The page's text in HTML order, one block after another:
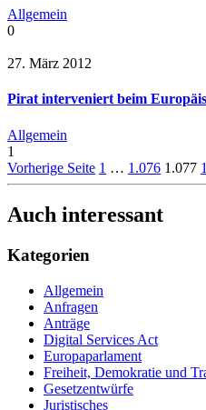
Allgemein
0
27. März 2012
Pirat interveniert beim
Allgemein
1
Vorherige Seite 1 … 1.076 1.077
Auch interessant
Kategorien
Allgemein
Anfragen
Anträge
Digital Services Act
Europaparlament
Freiheit, Demokratie und
Gesetzentwürfe
Juristisches